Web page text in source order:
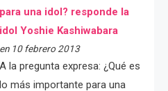
para una idol? responde la
idol Yoshie Kashiwabara
en 10 febrero 2013
A la pregunta expresa: ¿Qué es
lo más importante para una